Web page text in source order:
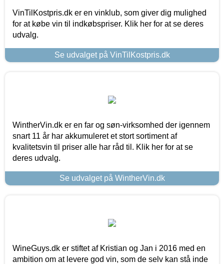
VinTilKostpris.dk er en vinklub, som giver dig mulighed
for at købe vin til indkøbspriser. Klik her for at se deres
udvalg.
Se udvalget på VinTilKostpris.dk
WintherVin.dk er en far og søn-virksomhed der igennem
snart 11 år har akkumuleret et stort sortiment af
kvalitetsvin til priser alle har råd til. Klik her for at se
deres udvalg.
Se udvalget på WintherVin.dk
WineGuys.dk er stiftet af Kristian og Jan i 2016 med en
ambition om at levere god vin, som de selv kan stå inde